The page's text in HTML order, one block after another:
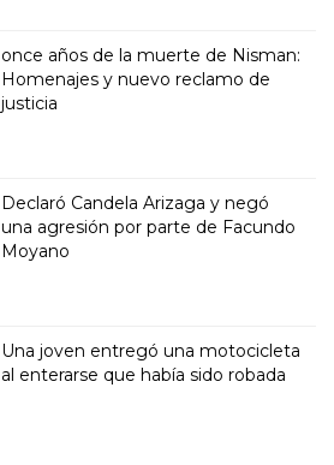
once años de la muerte de Nisman:
Homenajes y nuevo reclamo de
justicia
Declaró Candela Arizaga y negó
una agresión por parte de Facundo
Moyano
Una joven entregó una motocicleta
al enterarse que había sido robada